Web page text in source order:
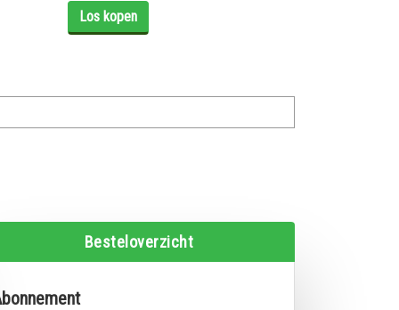
Los kopen
Besteloverzicht